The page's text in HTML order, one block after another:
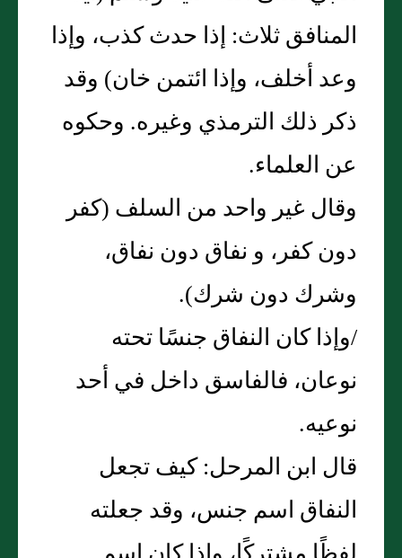
المنافق ثلاث‏:‏ إذا حدث كذب، وإذا
وعد أخلف، وإذا ائتمن خان‏)‏ وقد
ذكر ذلك الترمذي وغيره‏.‏ وحكوه
عن العلماء‏.‏
وقال غير واحد من السلف ‏(‏كفر
دون كفر، و نفاق دون نفاق،
وشرك دون شرك‏)‏‏.‏
/وإذا كان النفاق جنسًا تحته
نوعان، فالفاسق داخل في أحد
نوعيه‏.‏
قال ابن المرحل‏:‏ كيف تجعل
النفاق اسم جنس، وقد جعلته